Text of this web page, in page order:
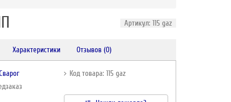
Артикул: 115 gaz
Характеристики Отзывов (0)
Код товара: 115 gaz